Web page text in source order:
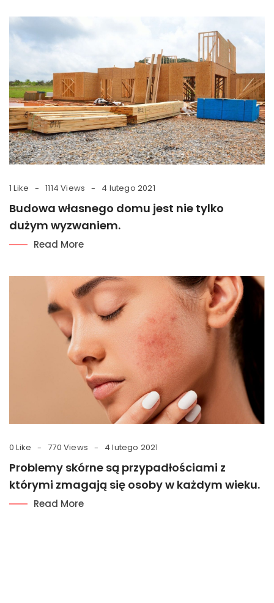
1 Like 1114 Views 4 lutego 2021
Budowa własnego domu jest nie tylko
dużym wyzwaniem.
Read More
0 Like 770 Views 4 lutego 2021
Problemy skórne są przypadłościami z
którymi zmagają się osoby w każdym wieku.
Read More